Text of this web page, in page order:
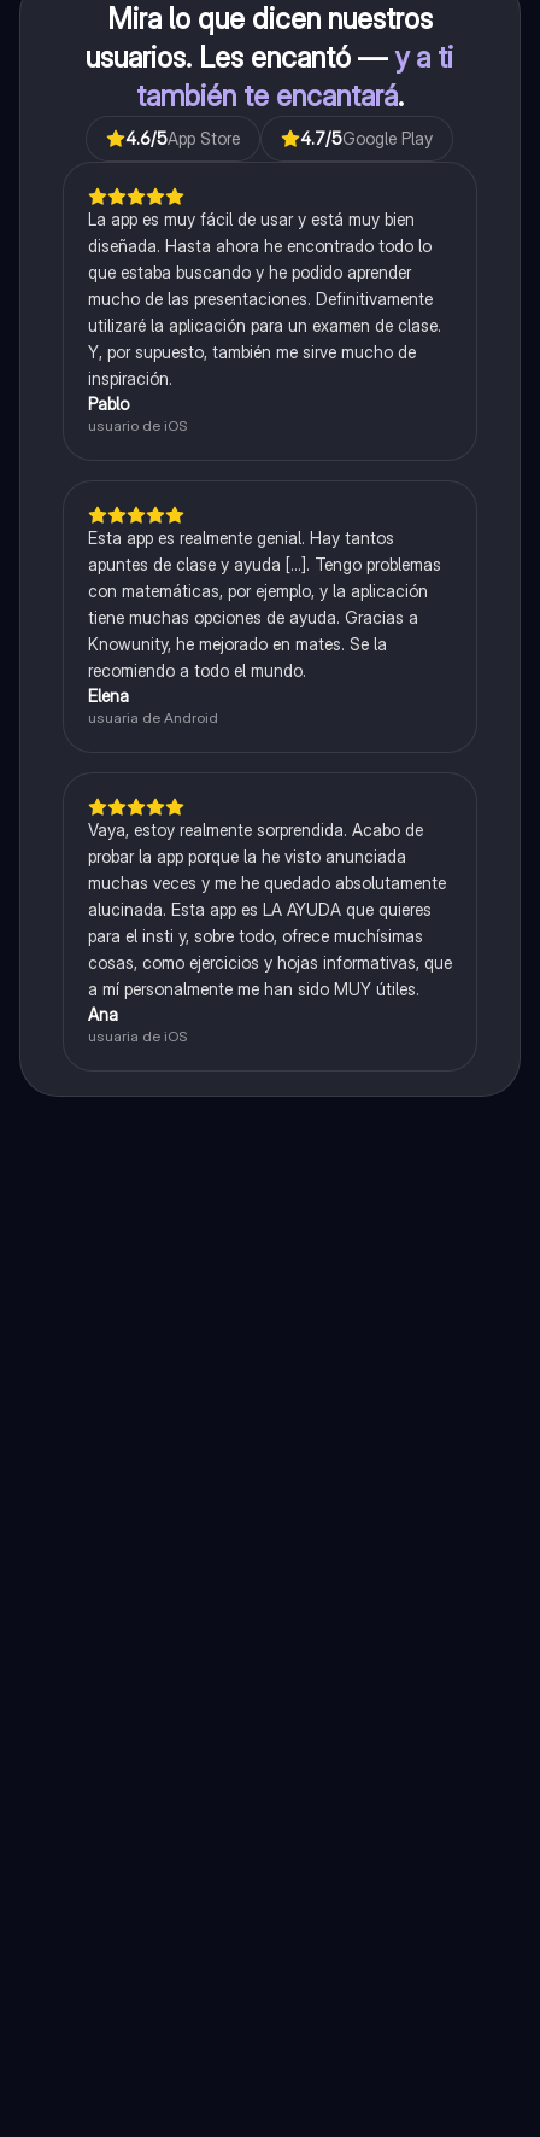
Mira lo que dicen nuestros
usuarios. Les encantó —y a ti
también te encantará.
4.6/5App Store 4.7/5Google Play
La app es muy fácil de usar y está muy bien
diseñada. Hasta ahora he encontrado todo lo
que estaba buscando y he podido aprender
mucho de las presentaciones. Definitivamente
utilizaré la aplicación para un examen de clase.
Y, por supuesto, también me sirve mucho de
inspiración.
Pablo
usuario de iOS
Esta app es realmente genial. Hay tantos
apuntes de clase y ayuda [...]. Tengo problemas
con matemáticas, por ejemplo, y la aplicación
tiene muchas opciones de ayuda. Gracias a
Knowunity, he mejorado en mates. Se la
recomiendo a todo el mundo.
Elena
usuaria de Android
Vaya, estoy realmente sorprendida. Acabo de
probar la app porque la he visto anunciada
muchas veces y me he quedado absolutamente
alucinada. Esta app es LA AYUDA que quieres
para el insti y, sobre todo, ofrece muchísimas
cosas, como ejercicios y hojas informativas, que
a mí personalmente me han sido MUY útiles.
Ana
usuaria de iOS